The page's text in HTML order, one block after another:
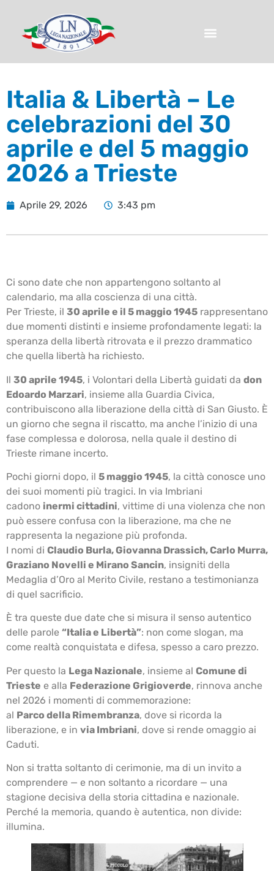
Italia & Libertà – Le
celebrazioni del 30
aprile e del 5 maggio
2026 a Trieste
Aprile 29, 2026 3:43 pm
Ci sono date che non appartengono soltanto al
calendario, ma alla coscienza di una città.
Per Trieste, il 30 aprile e il 5 maggio 1945 rappresentano
due momenti distinti e insieme profondamente legati: la
speranza della libertà ritrovata e il prezzo drammatico
che quella libertà ha richiesto.
Il 30 aprile 1945, i Volontari della Libertà guidati da don
Edoardo Marzari, insieme alla Guardia Civica,
contribuiscono alla liberazione della città di San Giusto. È
un giorno che segna il riscatto, ma anche l’inizio di una
fase complessa e dolorosa, nella quale il destino di
Trieste rimane incerto.
Pochi giorni dopo, il 5 maggio 1945, la città conosce uno
dei suoi momenti più tragici. In via Imbriani
cadono inermi cittadini, vittime di una violenza che non
può essere confusa con la liberazione, ma che ne
rappresenta la negazione più profonda.
I nomi di Claudio Burla, Giovanna Drassich, Carlo Murra,
Graziano Novelli e Mirano Sancin, insigniti della
Medaglia d’Oro al Merito Civile, restano a testimonianza
di quel sacrificio.
È tra queste due date che si misura il senso autentico
delle parole “Italia e Libertà”: non come slogan, ma
come realtà conquistata e difesa, spesso a caro prezzo.
Per questo la Lega Nazionale, insieme al Comune di
Trieste e alla Federazione Grigioverde, rinnova anche
nel 2026 i momenti di commemorazione:
al Parco della Rimembranza, dove si ricorda la
liberazione, e in via Imbriani, dove si rende omaggio ai
Caduti.
Non si tratta soltanto di cerimonie, ma di un invito a
comprendere — e non soltanto a ricordare — una
stagione decisiva della storia cittadina e nazionale.
Perché la memoria, quando è autentica, non divide:
illumina.